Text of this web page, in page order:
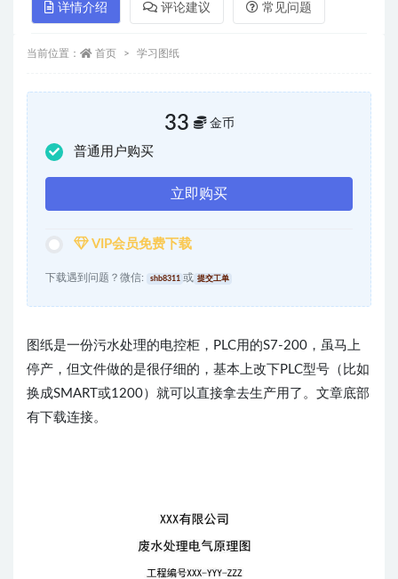
详情介绍 评论建议 常见问题
当前位置： 首页 学习图纸
33 金币
普通用户购买
立即购买
VIP会员免费下载
下载遇到问题？微信: shb8311 或 提交工单
图纸是一份污水处理的电控柜，PLC用的S7-200，虽马上
停产，但文件做的是很仔细的，基本上改下PLC型号（比如
换成SMART或1200）就可以直接拿去生产用了。文章底部
有下载连接。